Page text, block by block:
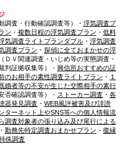
調査・行動確認調査等）・ 浮気調査プ
ン ・ 複数日程の浮気調査プラン ・ 低料
気調査ライトプランダブル・ 浮気調査
調査プラン ・ 探偵に全ておまかせの浮
（ＤＶ関連調査・いじめ等の実態調査・
判証拠収集等）・ 興信所おすすめの証
のお相手の素性調査ライトプラン ・ １
婚者等の不安が生じた交際相手の素行
否確認調査等）・ ストーカー調査・ 各
器発見調査・ WEB風評被害及び誹謗
ターネット上やSNS等への個人情報流
調査対象者の張り込み及び尾行による
勤務先特定調査おまかせプラン ・ 復縁
殊調査